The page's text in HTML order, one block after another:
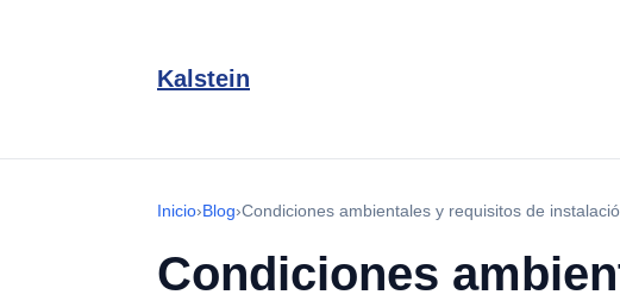
Kalstein
Inicio›Blog›Condiciones ambientales y requisitos de
Condiciones